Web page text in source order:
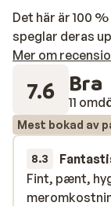
Det här är 100
speglar deras
Mer om
7.6 Bra
11
Mest bokad av
8.3
Fint, pænt,
Fint, pænt,